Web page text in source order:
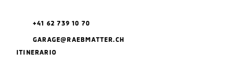
+41 62 739 10 70
GARAGE@RAEBMATTER.CH
ITINERARIO